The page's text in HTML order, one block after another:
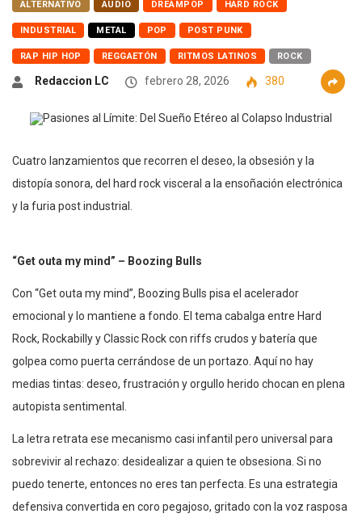
ALTERNATIVO AUDIO DREAMPOP HARD ROCK
INDUSTRIAL METAL POP POST PUNK
RAP HIP HOP REGGAETÓN RITMOS LATINOS ROCK
Redaccion LC febrero 28, 2026 380
Cuatro lanzamientos que recorren el deseo, la obsesión y la
distopía sonora, del hard rock visceral a la ensoñación electrónica
y la furia post industrial.
“Get outa my mind” – Boozing Bulls
Con “Get outa my mind”, Boozing Bulls pisa el acelerador
emocional y lo mantiene a fondo. El tema cabalga entre Hard
Rock, Rockabilly y Classic Rock con riffs crudos y batería que
golpea como puerta cerrándose de un portazo. Aquí no hay
medias tintas: deseo, frustración y orgullo herido chocan en plena
autopista sentimental.
La letra retrata ese mecanismo casi infantil pero universal para
sobrevivir al rechazo: desidealizar a quien te obsesiona. Si no
puedo tenerte, entonces no eres tan perfecta. Es una estrategia
defensiva convertida en coro pegajoso, gritado con la voz rasposa